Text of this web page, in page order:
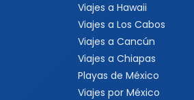
Viajes a Hawaii
Viajes a Los Cabos
Viajes a Cancún
Viajes a Chiapas
Playas de México
Viajes por México